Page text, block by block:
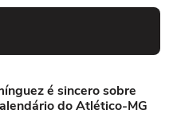
é sincero sobre
do Atlético-MG